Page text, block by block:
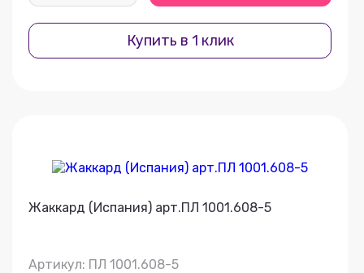
Купить в 1 клик
Жаккард (Испания) арт.ПЛ 1001.608-5
Артикул: ПЛ 1001.608-5